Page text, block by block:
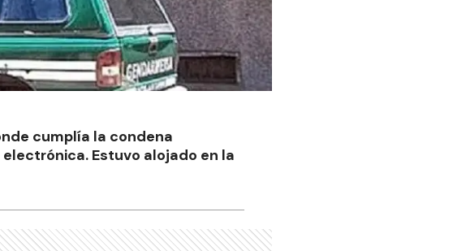
cumplía la condena
Estuvo alojado en la